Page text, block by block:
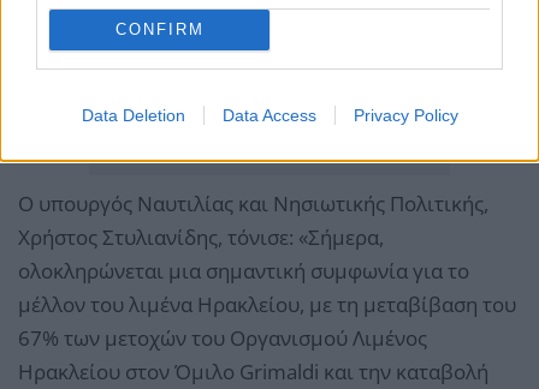
CONFIRM
Data Deletion Data Access Privacy Policy
Ο υπουργός Ναυτιλίας και Νησιωτικής Πολιτικής,
Χρήστος Στυλιανίδης, τόνισε: «Σήμερα,
ολοκληρώνεται μια σημαντική συμφωνία για το
μέλλον του λιμένα Ηρακλείου, με τη μεταβίβαση του
67% των μετοχών του Οργανισμού Λιμένος
Ηρακλείου στον Όμιλο Grimaldi και την καταβολή